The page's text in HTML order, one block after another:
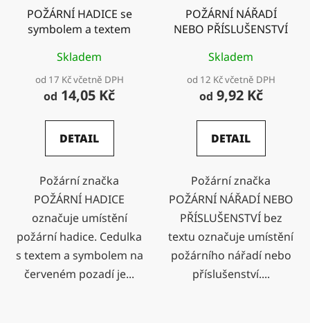
POŽÁRNÍ HADICE se
symbolem a textem
Skladem
od 17 Kč včetně DPH
od 14,05 Kč
DETAIL
Požární značka
POŽÁRNÍ HADICE
označuje umístění
požární hadice. Cedulka
s textem a symbolem na
červeném pozadí je...
POŽÁRNÍ NÁŘADÍ
NEBO PŘÍSLUŠENSTVÍ
Skladem
od 12 Kč včetně DPH
od 9,92 Kč
DETAIL
Požární značka
POŽÁRNÍ NÁŘADÍ NEBO
PŘÍSLUŠENSTVÍ bez
textu označuje umístění
požárního nářadí nebo
příslušenství....